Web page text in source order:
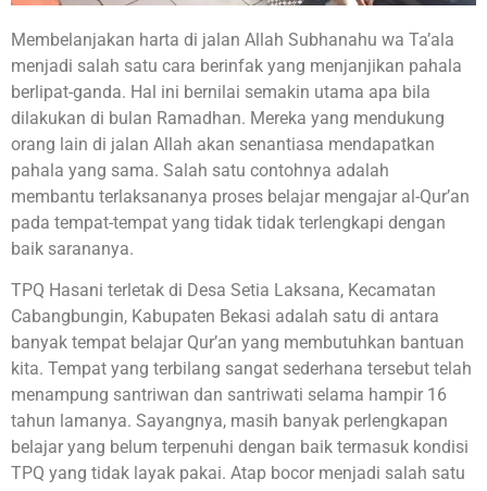
Membelanjakan harta di jalan Allah Subhanahu wa Ta’ala
menjadi salah satu cara berinfak yang menjanjikan pahala
berlipat-ganda. Hal ini bernilai semakin utama apa bila
dilakukan di bulan Ramadhan. Mereka yang mendukung
orang lain di jalan Allah akan senantiasa mendapatkan
pahala yang sama. Salah satu contohnya adalah
membantu terlaksananya proses belajar mengajar al-Qur’an
pada tempat-tempat yang tidak tidak terlengkapi dengan
baik sarananya.
TPQ Hasani terletak di Desa Setia Laksana, Kecamatan
Cabangbungin, Kabupaten Bekasi adalah satu di antara
banyak tempat belajar Qur’an yang membutuhkan bantuan
kita. Tempat yang terbilang sangat sederhana tersebut telah
menampung santriwan dan santriwati selama hampir 16
tahun lamanya. Sayangnya, masih banyak perlengkapan
belajar yang belum terpenuhi dengan baik termasuk kondisi
TPQ yang tidak layak pakai. Atap bocor menjadi salah satu